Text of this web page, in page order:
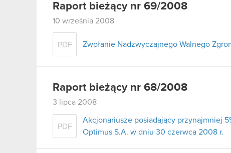
Raport bieżący nr 69/2008
10 września 2008
PDF Zwołanie Nadzwyczajnego Walnego
Raport bieżący nr 68/2008
3 lipca 2008
PDF
Akcjonariusze posiadający przynajmniej
Optimus S.A. w dniu 30 czerwca 2008 r.